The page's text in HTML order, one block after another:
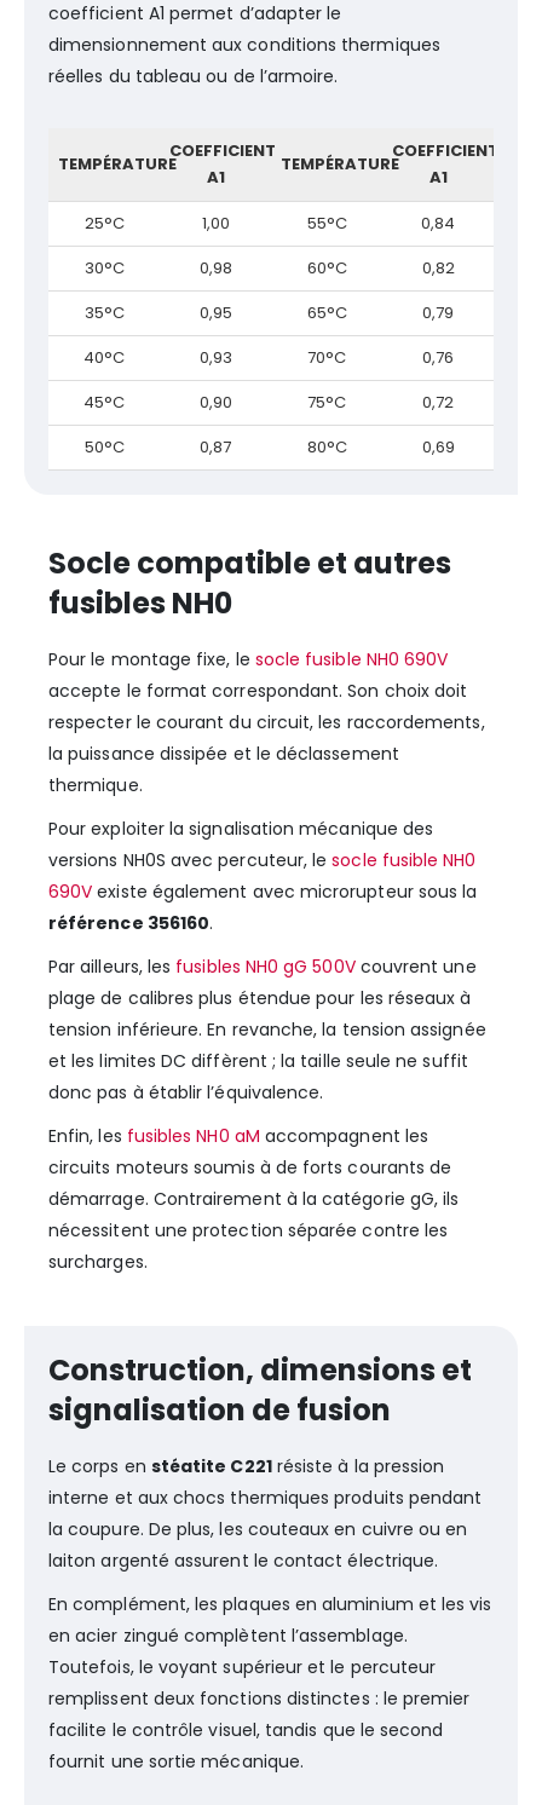
coefficient A1 permet d’adapter le
dimensionnement aux conditions thermiques
réelles du tableau ou de l’armoire.
TEMPÉRATURE
COEFFICIENT
A1
TEMPÉRATURE
COEFFICIENT
A1
25°C
1,00 55°C
0,84
30°C
0,98 60°C
0,82
35°C
0,95 65°C
0,79
40°C
0,93 70°C
0,76
45°C
0,90 75°C
0,72
50°C
0,87 80°C 0,69
Socle compatible et autres
fusibles NH0
Pour le montage fixe, le socle fusible NH0 690V
accepte le format correspondant. Son choix doit
respecter le courant du circuit, les raccordements,
la puissance dissipée et le déclassement
thermique.
Pour exploiter la signalisation mécanique des
versions NH0S avec percuteur, lesocle fusible NH0
690V existe également avec microrupteur sous la
référence 356160.
Par ailleurs, les fusibles NH0 gG 500Vcouvrent une
plage de calibres plus étendue pour les réseaux à
tension inférieure. En revanche, la tension assignée
et les limites DC diffèrent ; la taille seule ne suffit
donc pas à établir l’équivalence.
Enfin, les fusibles NH0 aM accompagnent les
circuits moteurs soumis à de forts courants de
démarrage. Contrairement à la catégorie gG, ils
nécessitent une protection séparée contre les
surcharges.
Construction, dimensions et
signalisation de fusion
Le corps en stéatite C221résiste à la pression
interne et aux chocs thermiques produits pendant
la coupure. De plus, les couteaux en cuivre ou en
laiton argenté assurent le contact électrique.
En complément, les plaques en aluminium et les vis
en acier zingué complètent l’assemblage.
Toutefois, le voyant supérieur et le percuteur
remplissent deux fonctions distinctes : le premier
facilite le contrôle visuel, tandis que le second
fournit une sortie mécanique.